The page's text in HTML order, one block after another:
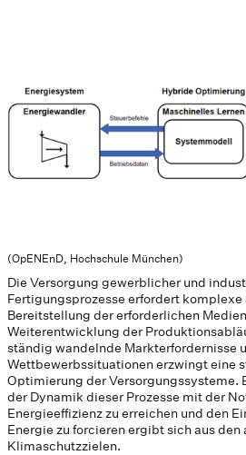
(OpENEnD, Hochschule München)
Die Versorgung gewerblicher und
Fertigungsprozesse erfordert komplexe
Bereitstellung der erforderlichen
Weiterentwicklung der
ständig wandelnde Markterfordernisse
Wettbewerbssituationen erzwingt eine
Optimierung der Versorgungssysteme.
der Dynamik dieser Prozesse mit der
Energieeffizienz zu erreichen und den
Energie zu forcieren ergibt sich aus den
Klimaschutzzielen.